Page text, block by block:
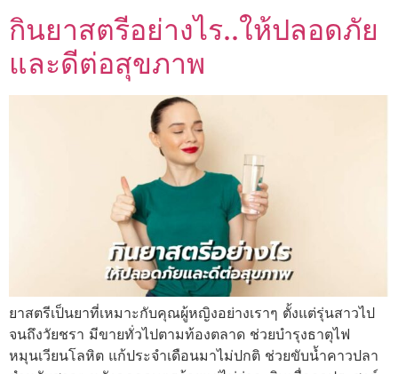
กินยาสตรีอย่างไร..ให้ปลอดภัย
และดีต่อสุขภาพ
ยาสตรีเป็นยาที่เหมาะกับคุณผู้หญิงอย่างเราๆ ตั้งแต่รุ่นสาวไป
จนถึงวัยชรา มีขายทั่วไปตามท้องตลาด ช่วยบำรุงธาตุไฟ
หมุนเวียนโลหิต แก้ประจำเดือนมาไม่ปกติ ช่วยขับน้ำคาวปลา